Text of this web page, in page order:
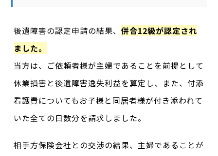
後遺障害の認定申請の結果、 併合12級が認定され
ました。
当方は、ご依頼者様が主婦であることを前提として
休業損害と後遺障害逸失利益を算定し、また、付添
看護費についてもお子様と同居者様が付き添われて
いた全ての日数分を請求しました。
相手方保険会社との交渉の結果、主婦であることが